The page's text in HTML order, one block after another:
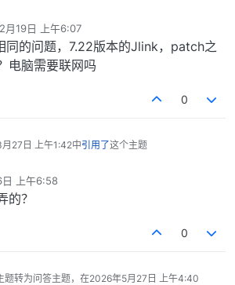
月19日 上午6:07
同的问题，7.22版本的Jlink，patch之
电脑需要联网吗
0
27日 上午1:42中引用了这个主题
上午6:58
？
0
题转为问答主题，在2026年5月27日 上午4:40